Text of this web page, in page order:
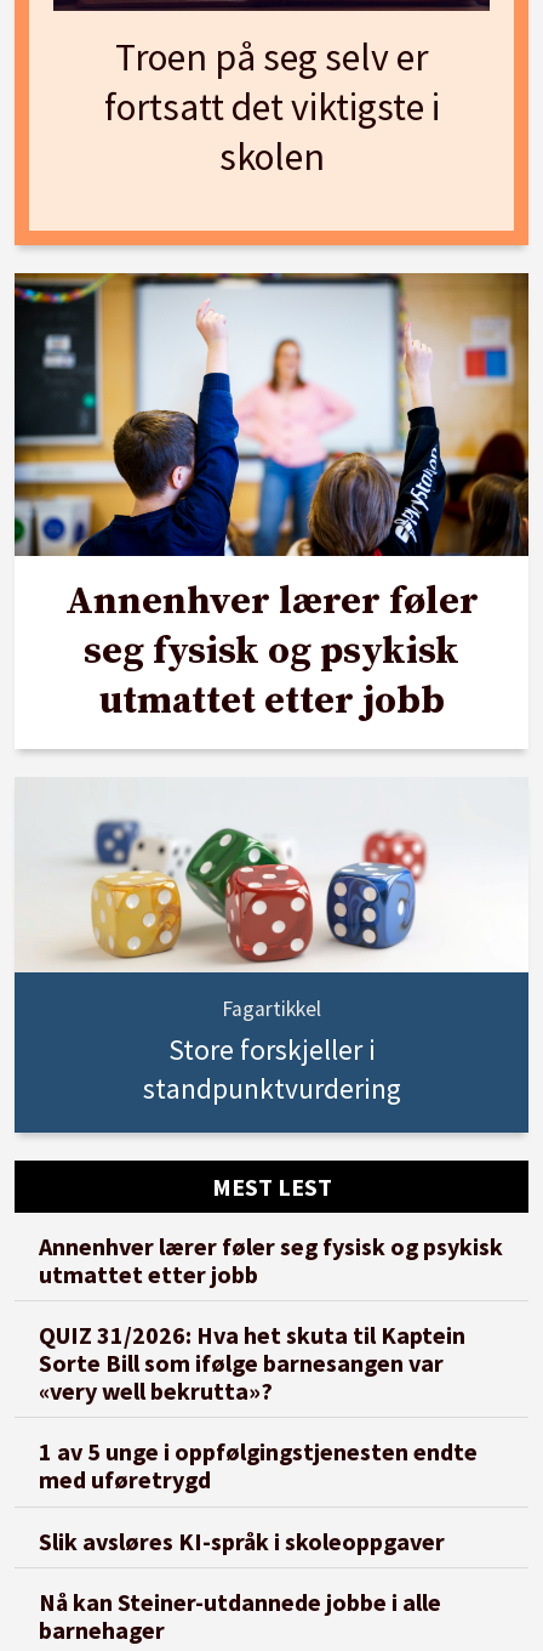
Troen på seg selv er
fortsatt det viktigste i
skolen
Annenhver lærer føler
seg fysisk og psykisk
utmattet etter jobb
Fagartikkel
Store forskjeller i
standpunktvurdering
MEST LEST
Annenhver lærer føler seg fysisk og psykisk
utmattet etter jobb
QUIZ 31/2026: Hva het skuta til Kaptein
Sorte Bill som ifølge barnesangen var
«very well bekrutta»?
1 av 5 unge i oppfølgingstjenesten endte
med uføretrygd
Slik avsløres KI-språk i skoleoppgaver
Nå kan Steiner-utdannede jobbe i alle
barnehager